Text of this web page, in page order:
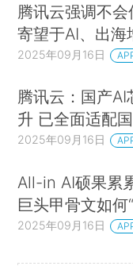
腾讯云强调不会
寄望于AI、出海
2025年09月16日
腾讯云：国产AI
升 已全面适配
2025年09月16日
All-in AI硕果累
巨头甲骨文如何
2025年09月16日